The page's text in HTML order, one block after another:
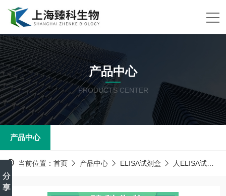
产品中心
PRODUCTS CENTER
产品中心
当前位置： 首页 产品中心 ELISA试剂盒 人ELISA试剂盒